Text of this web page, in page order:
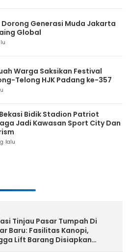
Dorong Generasi Muda Jakarta
Global
Warga Saksikan Festival
Telong HJK Padang ke-357
Bidik Stadion Patriot
Jadi Kawasan Sport City Dan
lalu
Tinjau Pasar Tumpah Di
Baru: Fasilitas Kanopi,
Lift Barang Disiapkan